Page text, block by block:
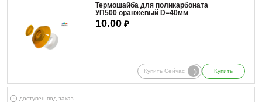
Термошайба для поликарбоната
УП500 оранжевый D=40мм
10.00 ₽
Купить Сейчас Купить
доступен под заказ